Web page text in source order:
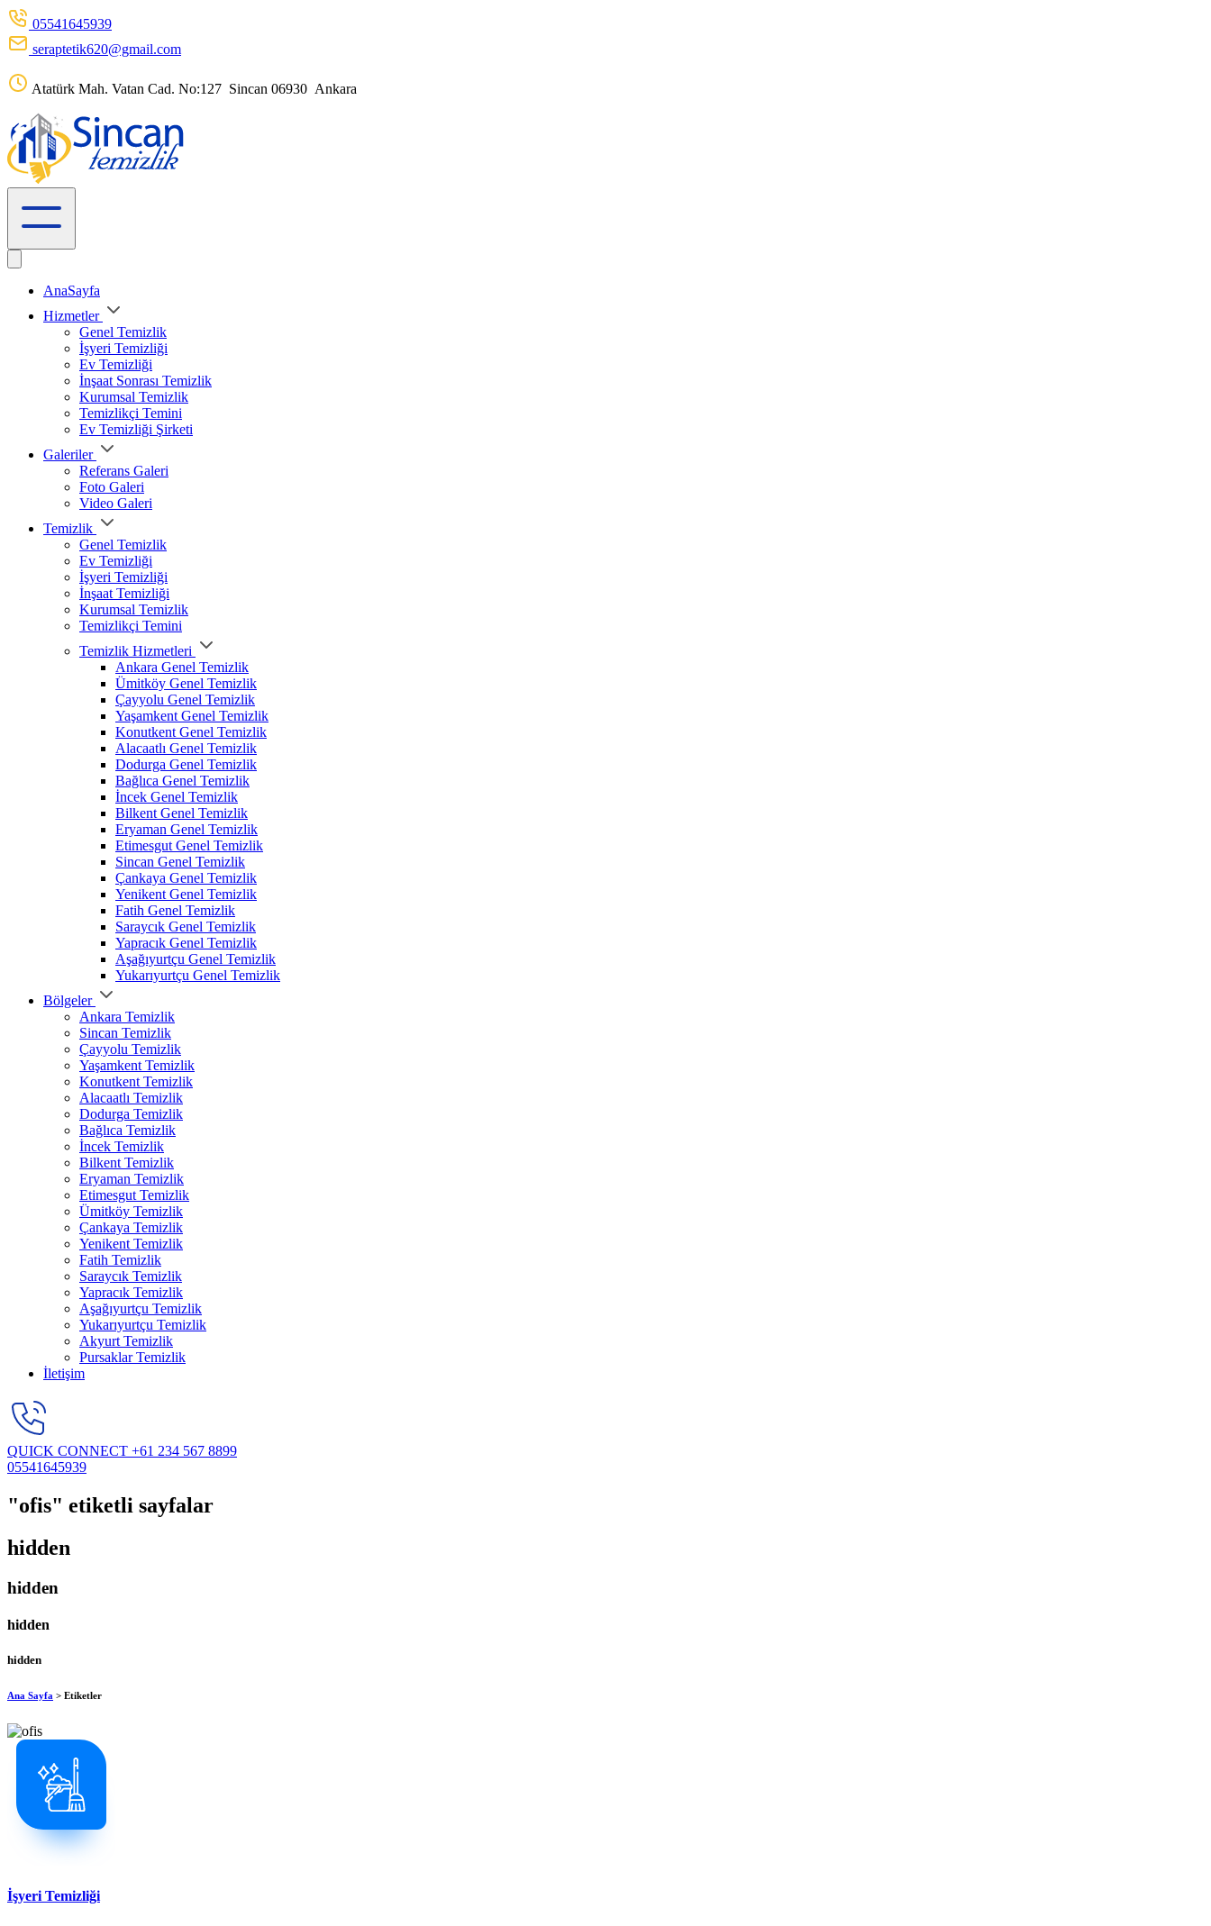
05541645939
seraptetik620@gmail.com
Atatürk Mah. Vatan Cad. No:127 Sincan 06930 Ankara
AnaSayfa
Hizmetler
Genel Temizlik
İşyeri Temizliği
Ev Temizliği
İnşaat Sonrası Temizlik
Kurumsal Temizlik
Temizlikçi Temini
Ev Temizliği Şirketi
Galeriler
Referans Galeri
Foto Galeri
Video Galeri
Temizlik
Genel Temizlik
Ev Temizliği
İşyeri Temizliği
İnşaat Temizliği
Kurumsal Temizlik
Temizlikçi Temini
Temizlik Hizmetleri
Ankara Genel Temizlik
Ümitköy Genel Temizlik
Çayyolu Genel Temizlik
Yaşamkent Genel Temizlik
Konutkent Genel Temizlik
Alacaatlı Genel Temizlik
Dodurga Genel Temizlik
Bağlıca Genel Temizlik
İncek Genel Temizlik
Bilkent Genel Temizlik
Eryaman Genel Temizlik
Etimesgut Genel Temizlik
Sincan Genel Temizlik
Çankaya Genel Temizlik
Yenikent Genel Temizlik
Fatih Genel Temizlik
Saraycık Genel Temizlik
Yapracık Genel Temizlik
Aşağıyurtçu Genel Temizlik
Yukarıyurtçu Genel Temizlik
Bölgeler
Ankara Temizlik
Sincan Temizlik
Çayyolu Temizlik
Yaşamkent Temizlik
Konutkent Temizlik
Alacaatlı Temizlik
Dodurga Temizlik
Bağlıca Temizlik
İncek Temizlik
Bilkent Temizlik
Eryaman Temizlik
Etimesgut Temizlik
Ümitköy Temizlik
Çankaya Temizlik
Yenikent Temizlik
Fatih Temizlik
Saraycık Temizlik
Yapracık Temizlik
Aşağıyurtçu Temizlik
Yukarıyurtçu Temizlik
Akyurt Temizlik
Pursaklar Temizlik
İletişim
QUICK CONNECT +61 234 567 8899
05541645939
"ofis" etiketli sayfalar
hidden
hidden
hidden
hidden
Ana Sayfa > Etiketler
İşyeri Temizliği